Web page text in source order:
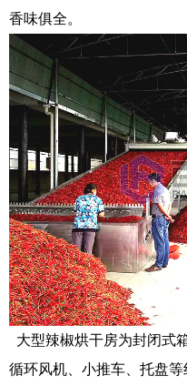
香味俱全。
大型辣椒烘干房为封闭式
循环风机、小推车、托盘